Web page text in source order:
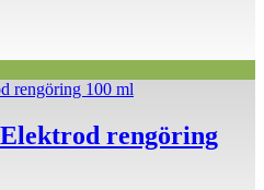
rengöring